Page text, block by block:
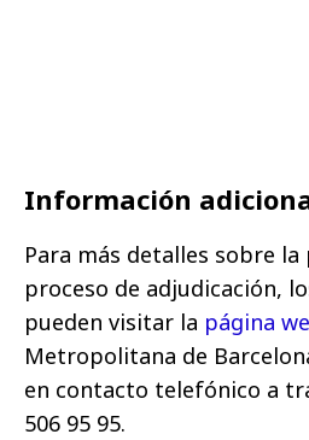
Información
Para más detalles sobre
proceso de adjudicación,
pueden visitar la página
Metropolitana de
en contacto telefónico a
506 95 95.